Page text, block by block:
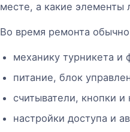
месте, а какие элементы
Во время ремонта
механику турникета и
питание, блок
считыватели, кнопки
настройки доступа и